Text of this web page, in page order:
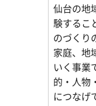
仙台の地
験するこ
のづくり
家庭、地
いく事業
的・人物
につなげ